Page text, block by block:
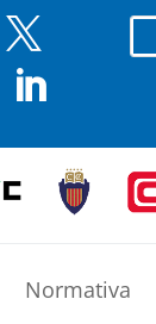


Normativa